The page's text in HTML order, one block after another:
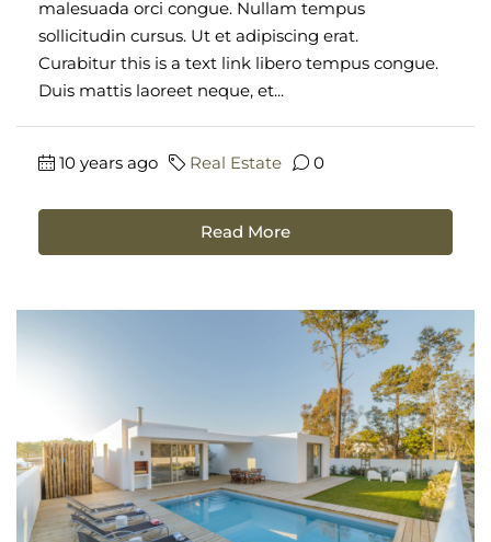
malesuada orci congue. Nullam tempus
sollicitudin cursus. Ut et adipiscing erat.
Curabitur this is a text link libero tempus congue.
Duis mattis laoreet neque, et...
10 years ago Real Estate 0
Read More